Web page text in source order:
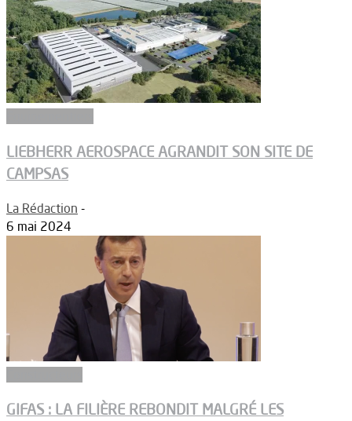
LIEBHERR AEROSPACE AGRANDIT SON SITE DE
CAMPSAS
La Rédaction -
6 mai 2024
GIFAS : LA FILIÈRE REBONDIT MALGRÉ LES